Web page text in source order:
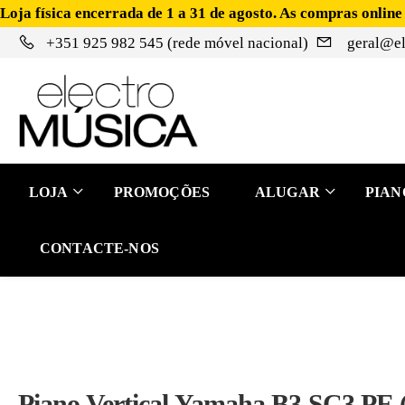
Loja física encerrada de 1 a 31 de agosto. As compras
+351 925 982 545 (rede móvel nacional)
LOJA PROMOÇÕES ALUGAR
CONTACTE-NOS